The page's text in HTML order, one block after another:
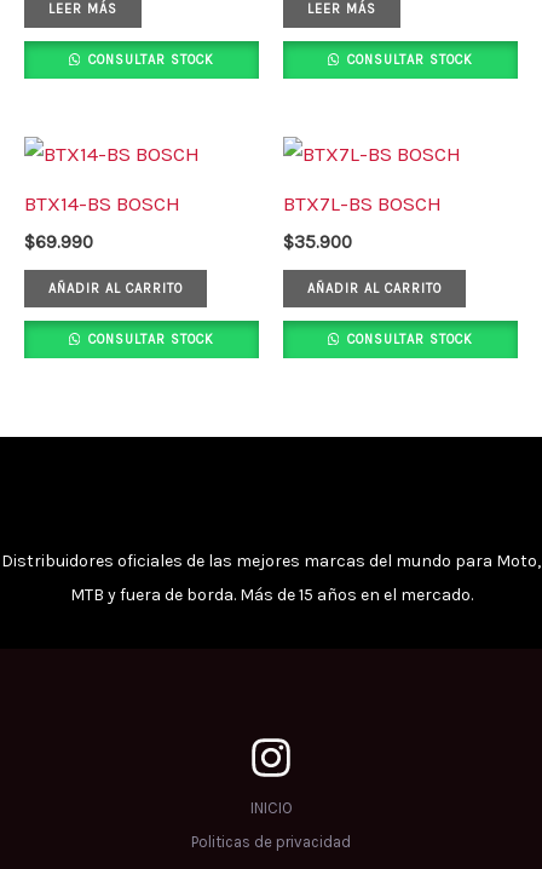
LEER MÁS
CONSULTAR STOCK
LEER MÁS
CONSULTAR STOCK
BTX14-BS BOSCH
$69.990
AÑADIR AL CARRITO
CONSULTAR STOCK
BTX7L-BS BOSCH
$35.900
AÑADIR AL CARRITO
CONSULTAR STOCK
Distribuidores oficiales de las mejores marcas del mundo para Moto,
MTB y fuera de borda. Más de 15 años en el mercado.
INICIO
Politicas de privacidad